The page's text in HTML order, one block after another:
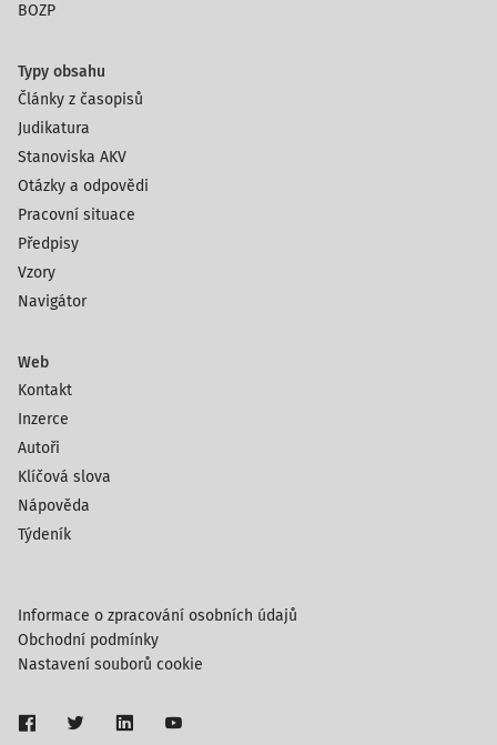
BOZP
Typy obsahu
Články z časopisů
Judikatura
Stanoviska AKV
Otázky a odpovědi
Pracovní situace
Předpisy
Vzory
Navigátor
Web
Kontakt
Inzerce
Autoři
Klíčová slova
Nápověda
Týdeník
Informace o zpracování osobních údajů
Obchodní podmínky
Nastavení souborů cookie